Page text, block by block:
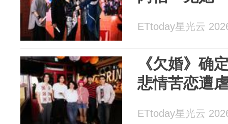
ETtoday星光云
《欠婚》确
悲情苦恋遭
ETtoday星光云